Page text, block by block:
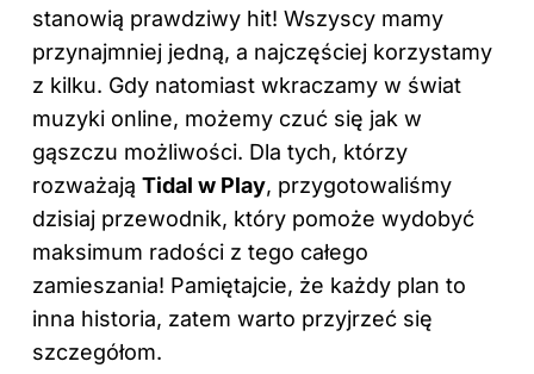
stanowią prawdziwy hit! Wszyscy mamy
przynajmniej jedną, a najczęściej korzystamy
z kilku. Gdy natomiast wkraczamy w świat
muzyki online, możemy czuć się jak w
gąszczu możliwości. Dla tych, którzy
rozważają Tidal w Play, przygotowaliśmy
dzisiaj przewodnik, który pomoże wydobyć
maksimum radości z tego całego
zamieszania! Pamiętajcie, że każdy plan to
inna historia, zatem warto przyjrzeć się
szczegółom.